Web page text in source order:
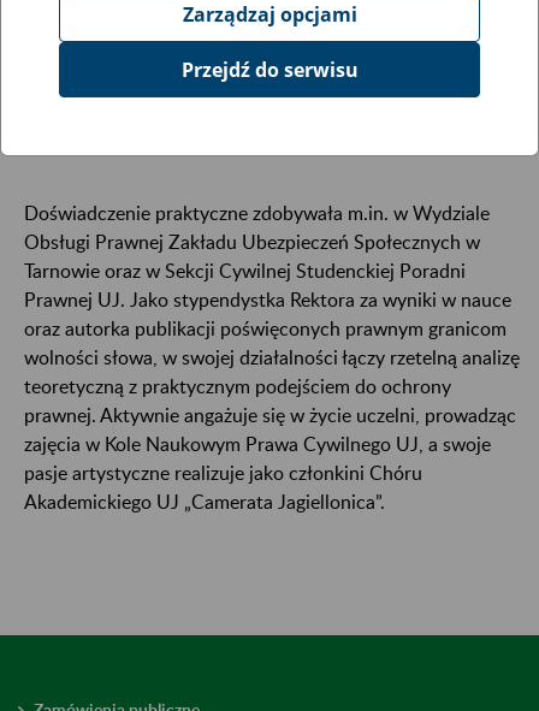
Studentka IV roku prawa na Uniwersytecie Jagiellońskim,
Doświadczenie praktyczne zdobywała m.in. w Wydziale
Obsługi Prawnej Zakładu Ubezpieczeń Społecznych w
Tarnowie oraz w Sekcji Cywilnej Studenckiej Poradni
Prawnej UJ. Jako stypendystka Rektora za wyniki w nauce
oraz autorka publikacji poświęconych prawnym granicom
wolności słowa, w swojej działalności łączy rzetelną analizę
teoretyczną z praktycznym podejściem do ochrony
prawnej. Aktywnie angażuje się w życie uczelni, prowadząc
zajęcia w Kole Naukowym Prawa Cywilnego UJ, a swoje
pasje artystyczne realizuje jako członkini Chóru
Akademickiego UJ „Camerata Jagiellonica”.
Zarządzaj opcjami
Przejdź do serwisu